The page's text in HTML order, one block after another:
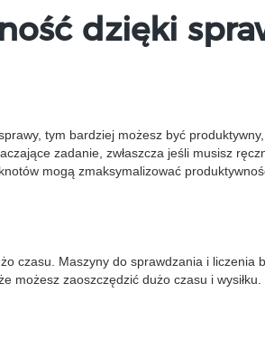
dzięki
tym bardziej możesz być
zadanie, zwłaszcza jeśli musisz
mogą zmaksymalizować
czasu. Maszyny do sprawdzania i
możesz zaoszczędzić dużo czasu i